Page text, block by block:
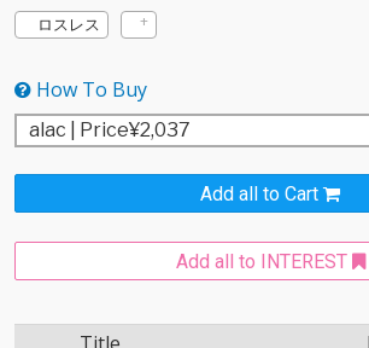
ロスレス
How To Buy
Add all to Cart
Add all to INTEREST